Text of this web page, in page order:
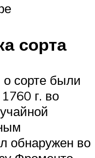
сорта
сорте были
г. во
обнаружен во